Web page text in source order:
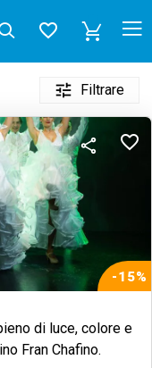
Filtrare
-15%
di luce, colore e
Fran Chafino.